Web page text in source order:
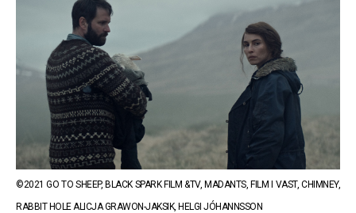
©️2021 GO TO SHEEP, BLACK SPARK FILM &TV, MADANTS, FILM I VAST, CHIMNEY,
RABBIT HOLE ALICJA GRAWON-JAKSIK, HELGI JÓHANNSSON